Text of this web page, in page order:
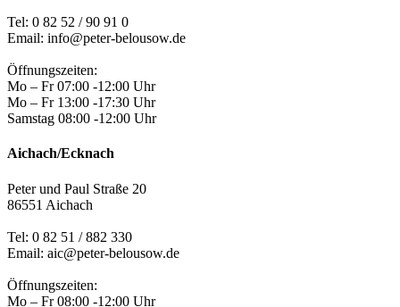
Tel: 0 82 52 / 90 91 0
Email: info@peter-belousow.de
Öffnungszeiten:
Mo – Fr 07:00 -12:00 Uhr
Mo – Fr 13:00 -17:30 Uhr
Samstag 08:00 -12:00 Uhr
Aichach/Ecknach
Peter und Paul Straße 20
86551 Aichach
Tel: 0 82 51 / 882 330
Email: aic@peter-belousow.de
Öffnungszeiten:
Mo – Fr 08:00 -12:00 Uhr